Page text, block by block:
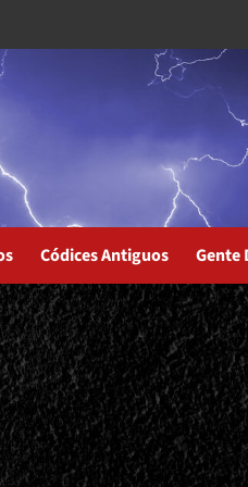
Códices Antiguos Gente